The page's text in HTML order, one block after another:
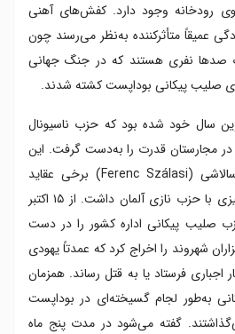
رودخانه وجود دارد. کفش‌های آهنی
عمیقاً متأثرکننده به‌نظر می‌رسند چون
صدها نفری هستند که در جنگ جهانی
صلیب پیکانی بوداپست کشته شدند.
سال خود شده بود که حزب ناسیونال
مجارستان قدرت را به‌دست گرفت. این
حزب به ریاست فرنتس سالاشی (Ferenc Szálasi) برخی عقاید
مشترک همچون یهودی ستیزی با حزب نازی آلمان داشت. از ۱۵ اکتبر
تا ۲۸ مارس ۱۹۴۵ حزب صلیب پیکانی اداره کشور را در دست
شهروند را اخراج کرد که عمدتاً یهودی
اجباری فرستاد یا به قتل رساند. همزمان
به‌طور لجام گسیخته‌ای در بوداپست
گفته می‌شود در مدت پنج ماه